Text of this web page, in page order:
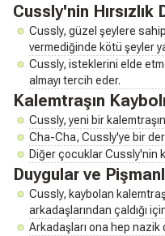
Cussly'nin Hırsızlık
Cussly, güzel şeylere
vermediğinde kötü şeyler
Cussly, isteklerini elde
almayı tercih eder.
Kalemtraşın
Cussly, yeni bir
Cha-Cha, Cussly'ye bir
Diğer çocuklar Cussly'nin
Duygular ve
Cussly, kaybolan
arkadaşlarından çaldığı
Arkadaşları ona hep nazik